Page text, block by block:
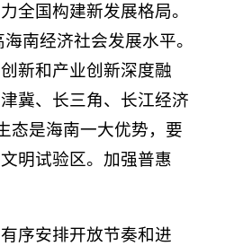
全国构建新发展格局。
南经济社会发展水平。
新和产业创新深度融
冀、长三角、长江经济
态是海南一大优势，要
明试验区。加强普惠
序安排开放节奏和进